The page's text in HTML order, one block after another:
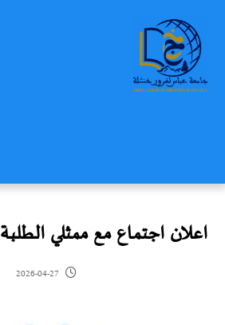
اعلان اجتماع مع ممثلي الطلبة
2026-04-27